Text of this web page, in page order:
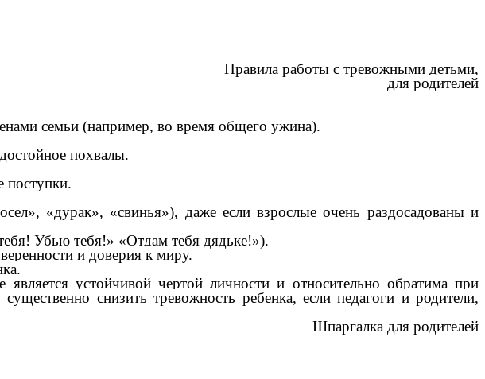
Правила работы с тревожными детьми,
для родителей
семьи (например, во время общего ужина).
похвалы.
поступки.
«дурак», «свинья»), даже если взрослые очень раздосадованы и
Убью тебя!» «Отдам тебя дядьке!»).
и доверия к миру.
является устойчивой чертой личности и относительно обратима при
снизить тревожность ребенка, если педагоги и родители,
Шпаргалка для родителей